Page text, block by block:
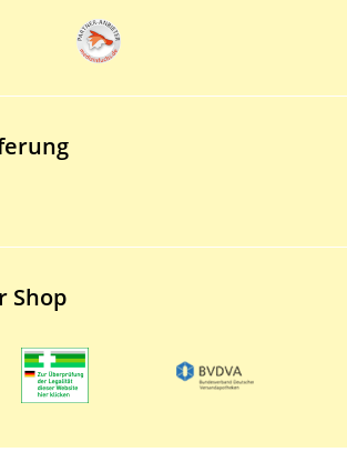
Shop